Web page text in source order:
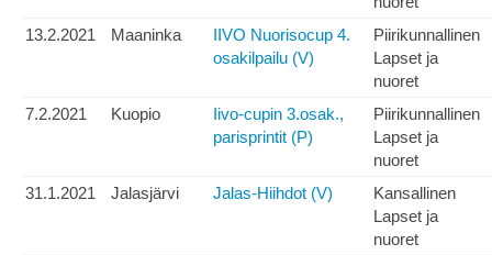
13.2.2021
Maaninka
IIVO Nuorisocup 4.
osakilpailu (V)
Piirikunnallinen
Lapset ja
nuoret
7.2.2021
Kuopio
Iivo-cupin 3.osak.,
parisprintit (P)
Piirikunnallinen
Lapset ja
nuoret
31.1.2021
Jalasjärvi Jalas-Hiihdot (V)
Kansallinen
Lapset ja
nuoret